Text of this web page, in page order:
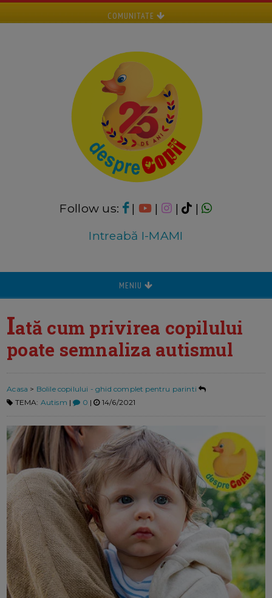
COMUNITATE
Follow us: | | |
|
Intreabă I-MAMI
MENIU
Iată cum privirea copilului
poate semnaliza autismul
Acasa > Bolile copilului - ghid complet pentru parinti
TEMA: Autism | 0 | 14/6/2021